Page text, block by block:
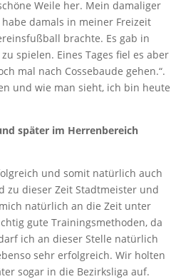
Weile her. Mein damaliger
damals in meiner Freizeit
brachte. Es gab in
spielen. Eines Tages fiel es aber
mal nach Cossebaude gehen.“.
und wie man sieht, ich bin heute
später im Herrenbereich
und somit natürlich auch
zu dieser Zeit Stadtmeister und
natürlich an die Zeit unter
gute Trainingsmethoden, da
ich an dieser Stelle natürlich
sehr erfolgreich. Wir holten
sogar in die Bezirksliga auf.